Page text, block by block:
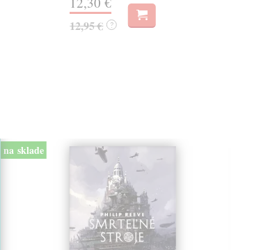
12,95 € ?
na sklade